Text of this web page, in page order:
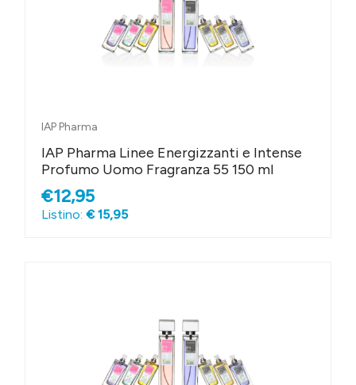
IAP Pharma
IAP Pharma Linee Energizzanti e Intense
Profumo Uomo Fragranza 55 150 ml
€12,95
Listino: € 15,95